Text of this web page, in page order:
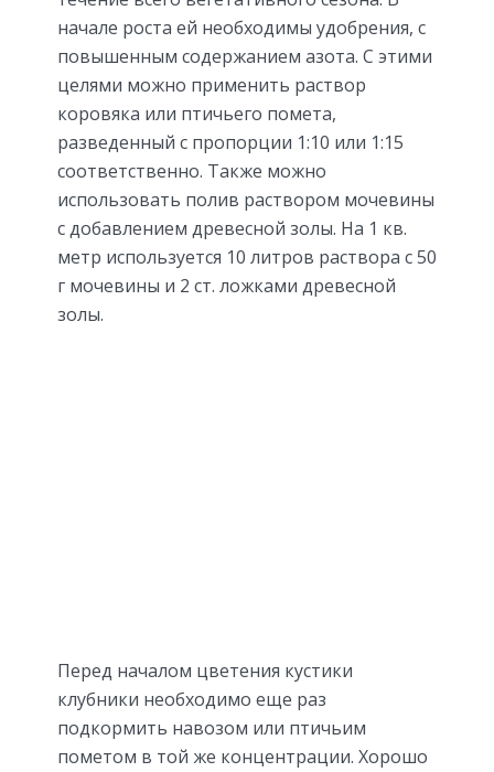
начале роста ей необходимы удобрения, с
повышенным содержанием азота. С этими
целями можно применить раствор
коровяка или птичьего помета,
разведенный с пропорции 1:10 или 1:15
соответственно. Также можно
использовать полив раствором мочевины
с добавлением древесной золы. На 1 кв.
метр используется 10 литров раствора с 50
г мочевины и 2 ст. ложками древесной
золы.
Перед началом цветения кустики
клубники необходимо еще раз
подкормить навозом или птичьим
пометом в той же концентрации. Хорошо